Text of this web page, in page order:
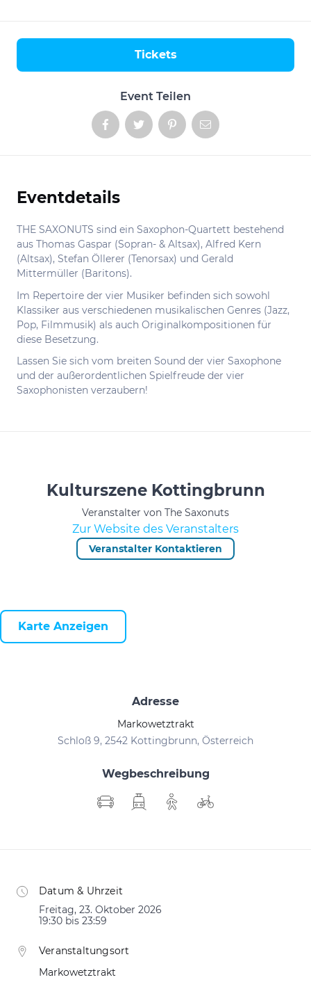
Event Teilen
Tickets
Informationen
Eventdetails
THE SAXONUTS sind ein Saxophon-Quartett bestehend
aus Thomas Gaspar (Sopran- & Altsax), Alfred Kern
(Altsax), Stefan Öllerer (Tenorsax) und Gerald
Mittermüller (Baritons).
Im Repertoire der vier Musiker befinden sich sowohl
Klassiker aus verschiedenen musikalischen Genres (Jazz,
Pop, Filmmusik) als auch Originalkompositionen für
diese Besetzung.
Lassen Sie sich vom breiten Sound der vier Saxophone
und der außerordentlichen Spielfreude der vier
Saxophonisten verzaubern!
Kulturszene Kottingbrunn
Veranstalter von The Saxonuts
Zur Website des Veranstalters
Veranstalter Kontaktieren
Karte Anzeigen
Adresse
Markowetztrakt
Schloß 9, 2542 Kottingbrunn, Österreich
Wegbeschreibung
Datum & Uhrzeit
Freitag, 23. Oktober 2026
19:30 bis 23:59
Veranstaltungsort
Markowetztrakt